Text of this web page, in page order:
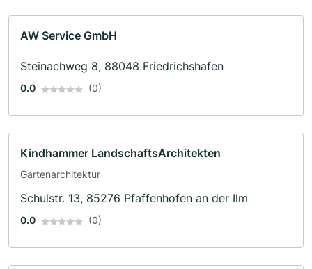
AW Service GmbH
Steinachweg 8, 88048 Friedrichshafen
0.0 (0)
Kindhammer LandschaftsArchitekten
Gartenarchitektur
Schulstr. 13, 85276 Pfaffenhofen an der Ilm
0.0 (0)